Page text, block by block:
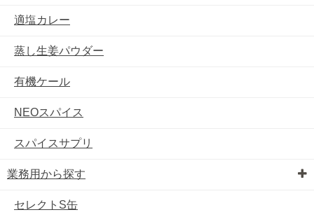
適塩カレー
蒸し生姜パウダー
有機ケール
NEOスパイス
スパイスサプリ
業務用から探す
セレクトS缶